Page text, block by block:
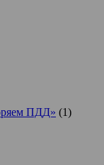
ПДД» (1)